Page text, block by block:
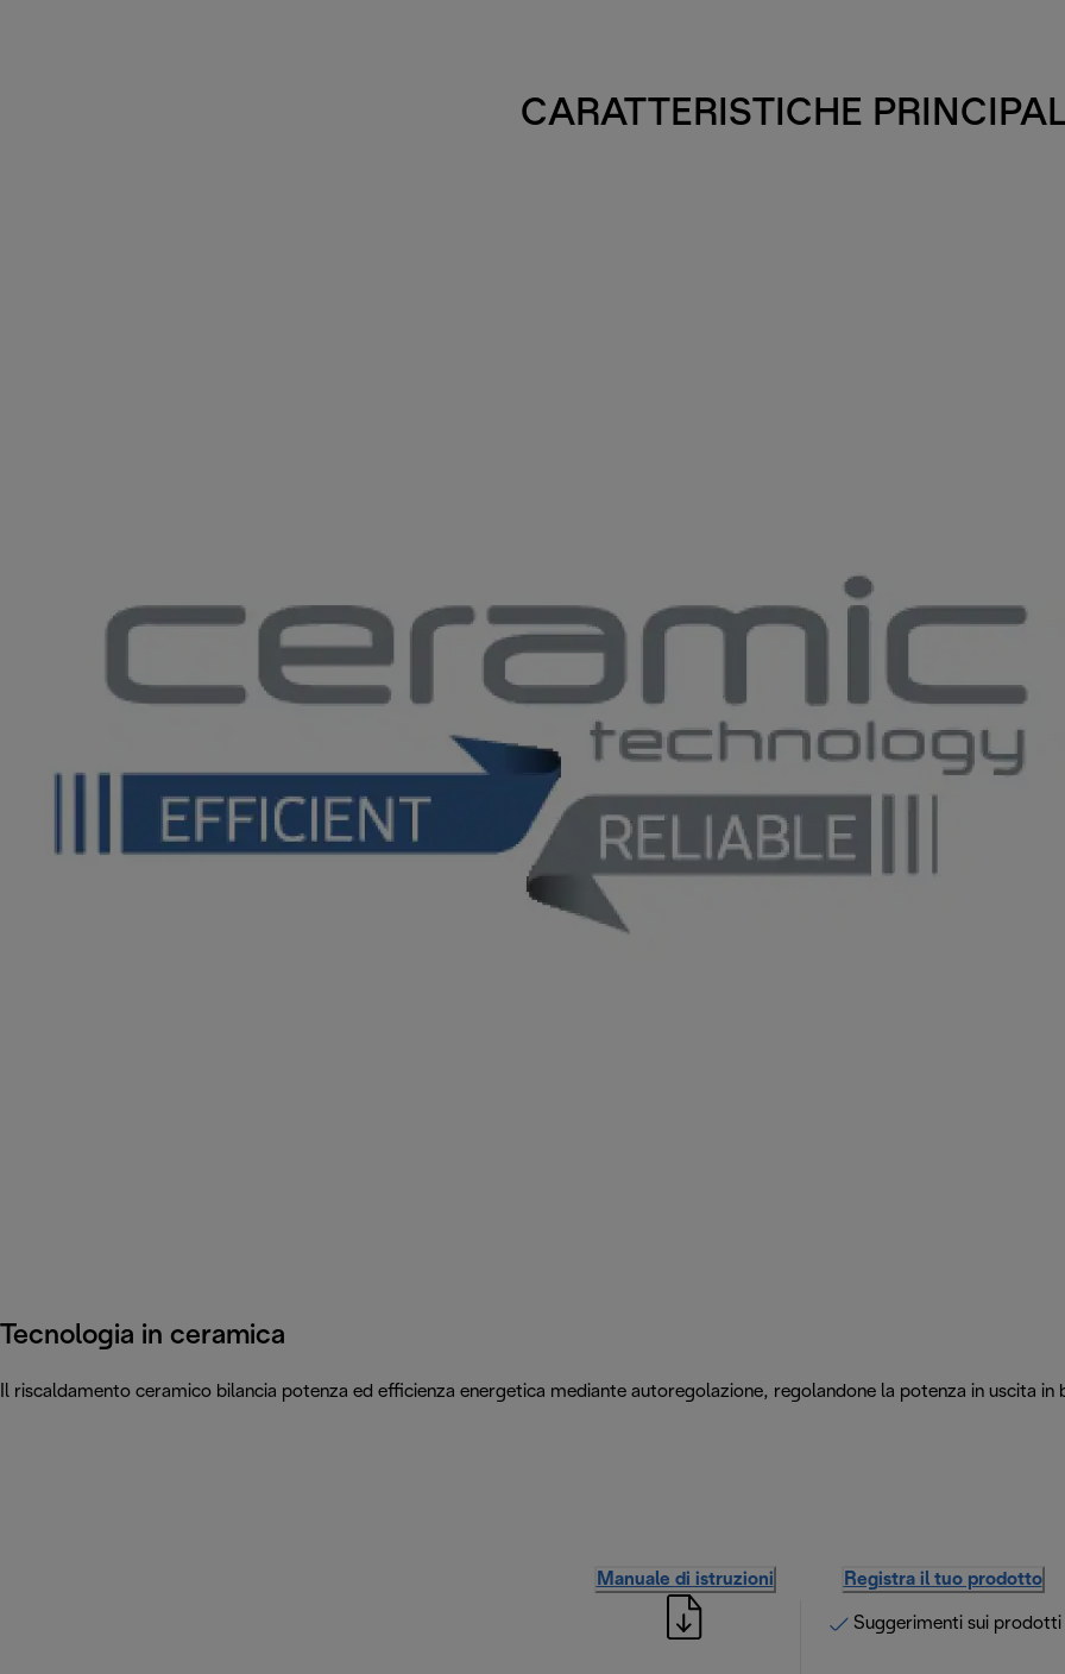
CARATTERISTICHE
Tecnologia in ceramica
Il riscaldamento ceramico bilancia potenza ed efficienza energetica mediante autoregolazione, regolandone la potenza in uscita
Manuale di istruzioni Registra il tuo prodotto
Suggerimenti sui prodotti